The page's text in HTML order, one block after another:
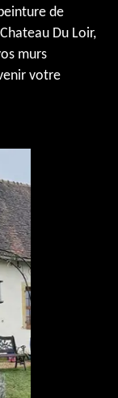
de
Du Loir,
murs
votre